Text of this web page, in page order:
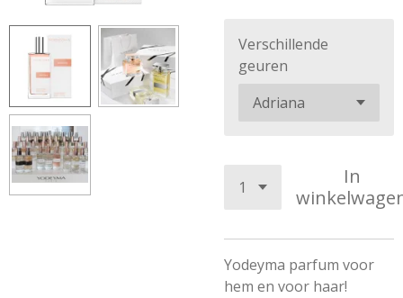
Verschillende
geuren
In
Yodeyma parfum voor
hem en voor haar!